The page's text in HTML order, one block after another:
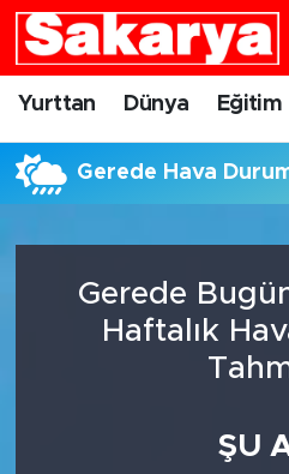
Yurttan Dünya Eğitim
Gerede Hava
Gerede
Haftalık
ŞU
Yurttan
Eskişehirspor
Eskişehir Nöbetçi
Süper Lig Puan
Son Dakika Haberleri